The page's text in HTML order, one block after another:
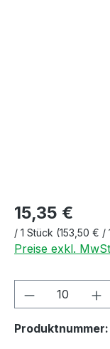
15,35 €
/ 1 Stück (153,50 € /
Preise exkl.
Produkt
Produktnummer: